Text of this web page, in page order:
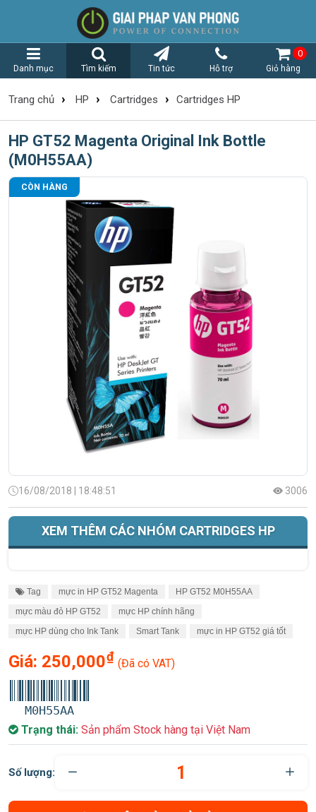
Danh mục Tìm kiếm Tin tức Hỗ trợ Giỏ hàng
0
Trang chủ › HP › Cartridges › Cartridges HP
HP GT52 Magenta Original Ink Bottle
(M0H55AA)
CÒN HÀNG
16/08/2018 | 18:48:51 3006
XEM THÊM CÁC NHÓM CARTRIDGES HP
Tag mực in HP GT52 Magenta
HP GT52 M0H55AA
mực màu đỏ HP GT52
mực HP chính hãng
mực HP dùng cho Ink Tank
Smart Tank mực in HP GT52 giá tốt
Giá: 250,000₫ (Đã có VAT)
M0H55AA
Trạng thái: Sản phẩm Stock hàng tại Việt Nam
Số lượng: